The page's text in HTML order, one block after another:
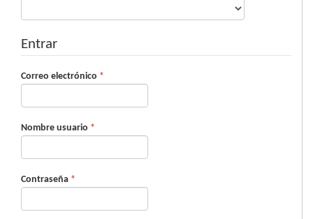
Entrar
Correo electrónico *
Nombre usuario *
Contraseña *